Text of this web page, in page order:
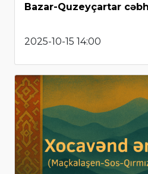
Bazar-Quzeyçartar
2025-10-15 14:00